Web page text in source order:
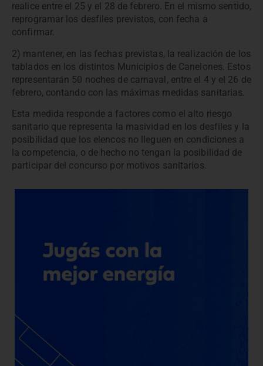
realice entre el 25 y el 28 de febrero. En el mismo sentido,
reprogramar los desfiles previstos, con fecha a
confirmar.
2) mantener, en las fechas previstas, la realización de los
tablados en los distintos Municipios de Canelones. Estos
representarán 50 noches de carnaval, entre el 4 y el 26 de
febrero, contando con las máximas medidas sanitarias.
Esta medida responde a factores como el alto riesgo
sanitario que representa la masividad en los desfiles y la
posibilidad que los elencos no lleguen en condiciones a
la competencia, o de hecho no tengan la posibilidad de
participar del concurso por motivos sanitarios.